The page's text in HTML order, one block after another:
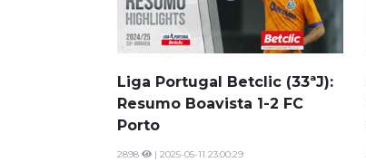
Liga Portugal Betclic (33ªJ):
Resumo Boavista 1-2 FC
Porto
2898 | 2025-05-11 23:00:29